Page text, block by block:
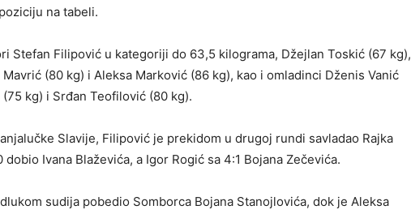
na tabeli.
Stefan Filipović u kategoriji do 63,5 kilograma, Džejlan Toskić (67 kg),
(80 kg) i Aleksa Marković (86 kg), kao i omladinci Dženis Vanić
kg) i Srđan Teofilović (80 kg).
Slavije, Filipović je prekidom u drugoj rundi savladao Rajka
Ivana Blaževića, a Igor Rogić sa 4:1 Bojana Zečevića.
sudija pobedio Somborca Bojana Stanojlovića, dok je Aleksa